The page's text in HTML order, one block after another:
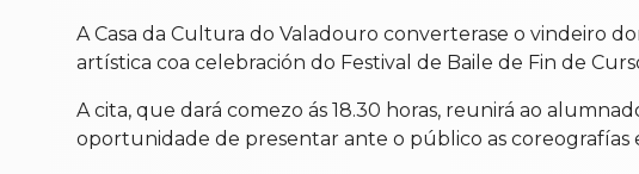
A Casa da Cultura do Valadouro converterase o vindeiro
artística coa celebración do Festival de Baile de Fin de
A cita, que dará comezo ás 18.30 horas, reunirá ao
oportunidade de presentar ante o público as coreografías